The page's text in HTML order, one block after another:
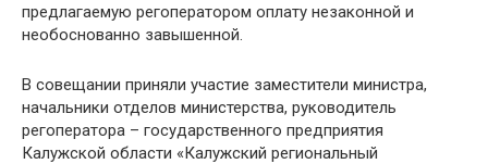
предлагаемую регоператором оплату незаконной и
необоснованно завышенной.
В совещании приняли участие заместители министра,
начальники отделов министерства, руководитель
регоператора – государственного предприятия
Калужской области «Калужский региональный